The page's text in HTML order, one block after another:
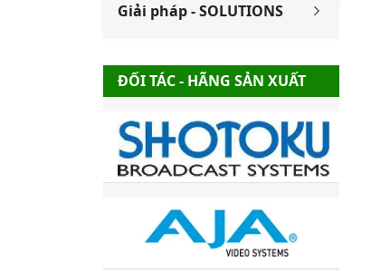
Giải pháp - SOLUTIONS
ĐỐI TÁC - HÃNG SẢN XUẤT